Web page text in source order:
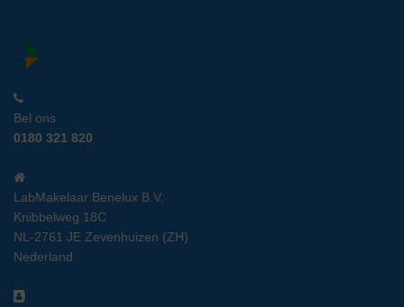
Bel ons
0180 321 820
LabMakelaar Benelux B.V.
Knibbelweg 18C
NL-2761 JE Zevenhuizen (ZH)
Nederland